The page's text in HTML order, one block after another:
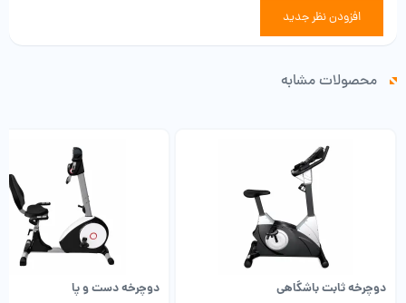
افزودن نظر جدید
محصولات مشابه
دوچرخه ثابت باشگاهی دوچرخه دست و پا